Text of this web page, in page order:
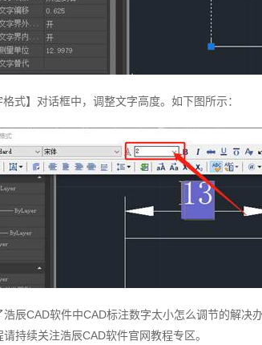
式】对话框中，调整文字高度。如下图所示：
辰CAD软件中CAD标注数字太小怎么调节的解
持续关注浩辰CAD软件官网教程专区。